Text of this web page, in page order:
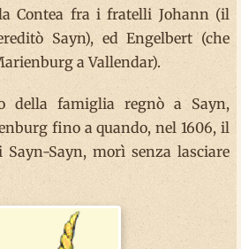
Contea fra i fratelli Johann (il
Sayn), ed Engelbert (che
a Vallendar).
della famiglia regnò a Sayn,
fino a quando, nel 1606, il
Sayn, morì senza lasciare